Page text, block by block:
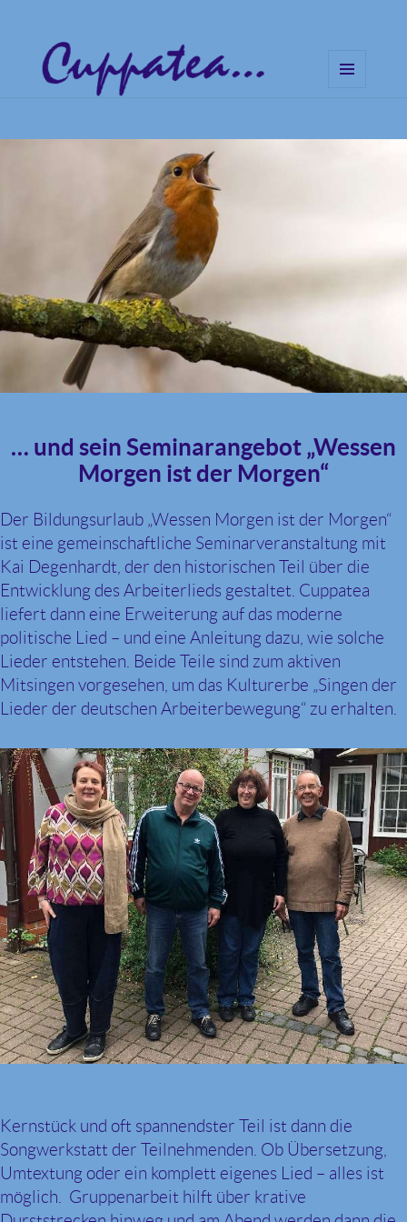
Musik und klare Botschaften
… und sein Seminarangebot „Wessen
Morgen ist der Morgen“
Der Bildungsurlaub „Wessen Morgen ist der Morgen“
ist eine gemeinschaftliche Seminarveranstaltung mit
Kai Degenhardt, der den historischen Teil über die
Entwicklung des Arbeiterlieds gestaltet. Cuppatea
liefert dann eine Erweiterung auf das moderne
politische Lied – und eine Anleitung dazu, wie solche
Lieder entstehen. Beide Teile sind zum aktiven
Mitsingen vorgesehen, um das Kulturerbe „Singen der
Lieder der deutschen Arbeiterbewegung“ zu erhalten.
Kernstück und oft spannendster Teil ist dann die
Songwerkstatt der Teilnehmenden. Ob Übersetzung,
Umtextung oder ein komplett eigenes Lied – alles ist
möglich. Gruppenarbeit hilft über krative